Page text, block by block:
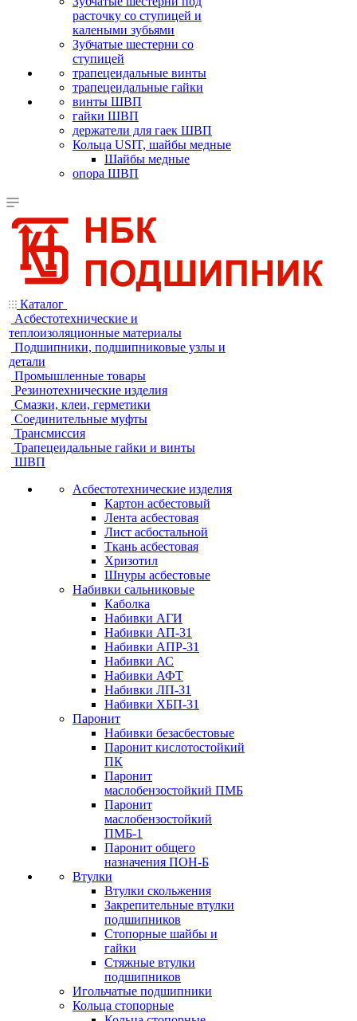
расточку со ступицей и
калеными зубьями
Зубчатые шестерни со
ступицей
трапецеидальные винты
трапецеидальные гайки
винты ШВП
гайки ШВП
держатели для гаек ШВП
Кольца USIT, шайбы медные
Шайбы медные
опора ШВП
Каталог
Асбестотехнические и
теплоизоляционные материалы
Подшипники, подшипниковые узлы и
детали
Промышленные товары
Резинотехнические изделия
Смазки, клеи, герметики
Соединительные муфты
Трансмиссия
Трапецеидальные гайки и винты
ШВП
Асбестотехнические изделия
Картон асбестовый
Лента асбестовая
Лист асбостальной
Ткань асбестовая
Хризотил
Шнуры асбестовые
Набивки сальниковые
Каболка
Набивки АГИ
Набивки АП-31
Набивки АПР-31
Набивки АС
Набивки АФТ
Набивки ЛП-31
Набивки ХБП-31
Паронит
Набивки безасбестовые
Паронит кислотостойкий
ПК
Паронит
маслобензостойкий ПМБ
Паронит
маслобензостойкий
ПМБ-1
Паронит общего
назначения ПОН-Б
Втулки
Втулки скольжения
Закрепительные втулки
подшипников
Стопорные шайбы и
гайки
Стяжные втулки
подшипников
Игольчатые подшипники
Кольца стопорные